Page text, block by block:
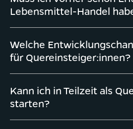
Lebensmittel-Handel
Welche
für Quereinsteiger:innen?
Kann ich in Teilzeit als
starten?